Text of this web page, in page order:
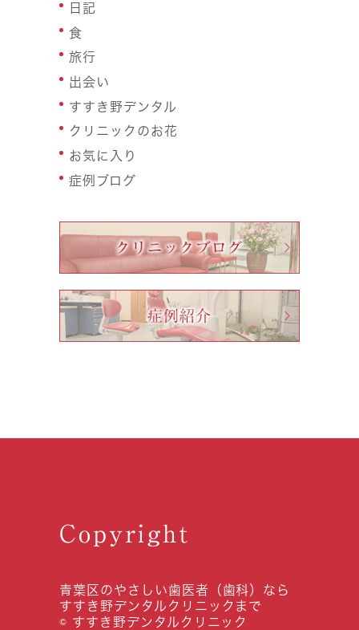
日記
食
旅行
出会い
すすき野デンタル
クリニックのお花
お気に入り
症例ブログ
Copyright
青葉区のやさしい歯医者（歯科）なら
すすき野デンタルクリニックまで
© すすき野デンタルクリニック